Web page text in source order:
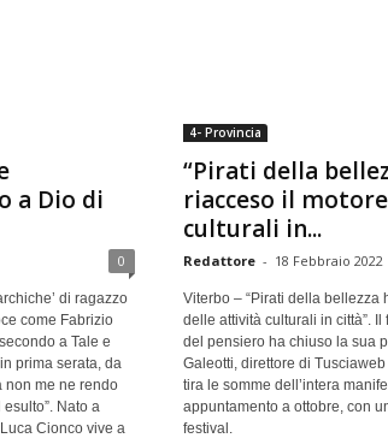
a Dio di
0
di ragazzo
come Fabrizio
a Tale e
prima serata, da
non me ne rendo
Nato a
Cionco vive a
4- Provincia
“Pirati della
riacceso il
culturali in...
Redattore - 18 Febbraio 2022
Viterbo – “Pirati della bellezza
delle attività culturali in città”.
del pensiero ha chiuso la sua
Galeotti, direttore di
tira le somme dell’intera
appuntamento a ottobre, con
festival.